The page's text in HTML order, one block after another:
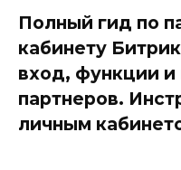
Полный гид по
кабинету
вход, функции
партнеров.
личным